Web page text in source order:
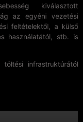
kiválasztott
az egyéni vezetési
feltételektől, a külső
használatától, stb. is
infrastruktúrától